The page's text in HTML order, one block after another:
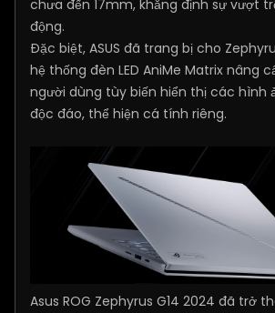
chưa đến 17mm, khẳng định sự vượt
động.
Đặc biệt, ASUS đã trang bị cho
hệ thống đèn LED AniMe Matrix nâng
người dùng tùy biến hiển thị các hình
độc đáo, thể hiện cá tính riêng.
Asus ROG Zephyrus G14 2024 đã trở